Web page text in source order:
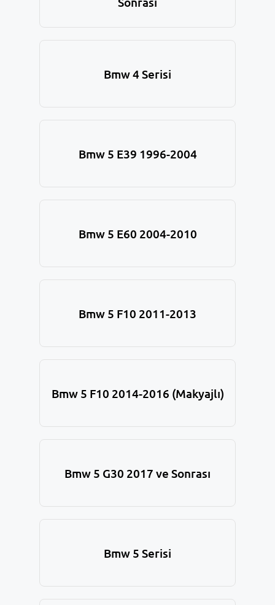
Bmw 4 Serisi
Bmw 5 E39 1996-2004
Bmw 5 E60 2004-2010
Bmw 5 F10 2011-2013
Bmw 5 F10 2014-2016 (Makyajlı)
Bmw 5 G30 2017 ve Sonrası
Bmw 5 Serisi